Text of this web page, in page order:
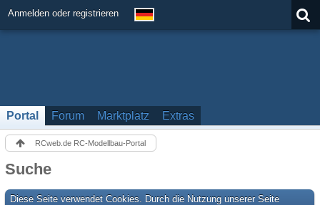
Anmelden oder registrieren
Portal Forum Marktplatz Extras
RCweb.de RC-Modellbau-Portal
Suche
Diese Seite verwendet Cookies. Durch die Nutzung unserer Seite